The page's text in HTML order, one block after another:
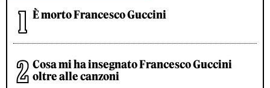
È morto Francesco Guccini
Cosa mi ha insegnato Francesco Guccini
oltre alle canzoni